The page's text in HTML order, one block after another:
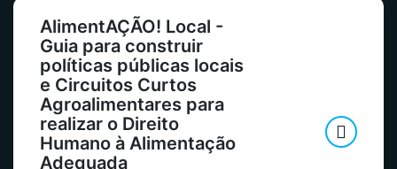
AlimentAÇÃO! Local -
Guia para construir
políticas públicas locais
e Circuitos Curtos
Agroalimentares para
realizar o Direito
Humano à Alimentação
Adequada